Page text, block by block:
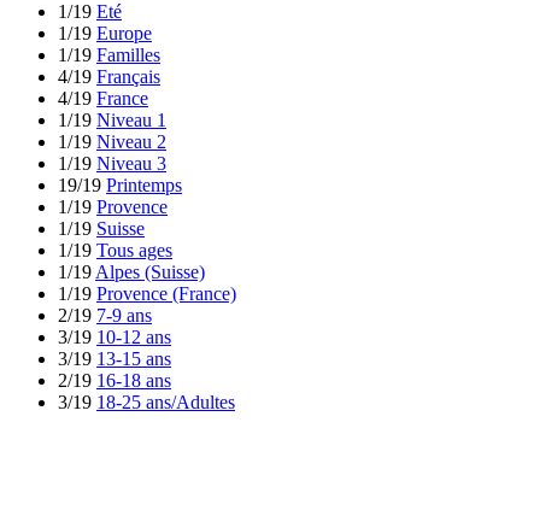
1/19 Eté
1/19 Europe
1/19 Familles
4/19 Français
4/19 France
1/19 Niveau 1
1/19 Niveau 2
1/19 Niveau 3
19/19 Printemps
1/19 Provence
1/19 Suisse
1/19 Tous ages
1/19 Alpes (Suisse)
1/19 Provence (France)
2/19 7-9 ans
3/19 10-12 ans
3/19 13-15 ans
2/19 16-18 ans
3/19 18-25 ans/Adultes